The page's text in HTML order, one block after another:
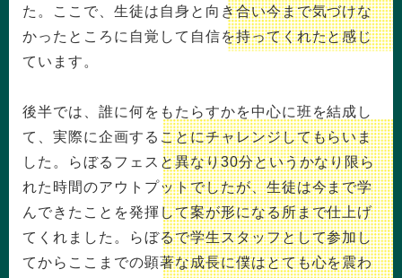
た。ここで、生徒は自身と向き合い今まで気づけな
かったところに自覚して自信を持ってくれたと感じ
ています。
後半では、誰に何をもたらすかを中心に班を結成し
て、実際に企画することにチャレンジしてもらいま
した。らぼるフェスと異なり30分というかなり限ら
れた時間のアウトプットでしたが、生徒は今まで学
んできたことを発揮して案が形になる所まで仕上げ
てくれました。らぼるで学生スタッフとして参加し
てからここまでの顕著な成長に僕はとても心を震わ